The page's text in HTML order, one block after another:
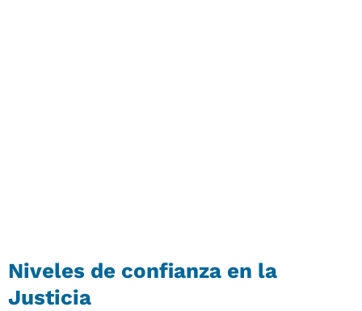
Niveles de confianza en la
Justicia